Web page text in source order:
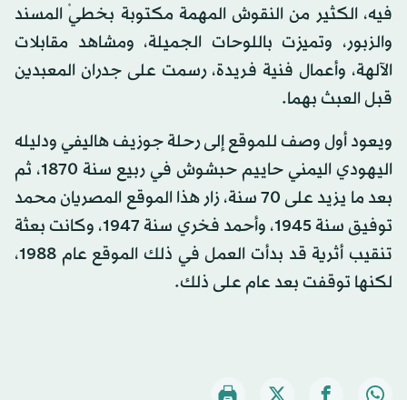
فيه، الكثير من النقوش المهمة مكتوبة بخطيْ المسند
والزبور، وتميزت باللوحات الجميلة، ومشاهد مقابلات
الآلهة، وأعمال فنية فريدة، رسمت على جدران المعبدين
قبل العبث بهما.
ويعود أول وصف للموقع إلى رحلة جوزيف هاليفي ودليله
اليهودي اليمني حاييم حبشوش في ربيع سنة 1870، ثم
بعد ما يزيد على 70 سنة، زار هذا الموقع المصريان محمد
توفيق سنة 1945، وأحمد فخري سنة 1947، وكانت بعثة
تنقيب أثرية قد بدأت العمل في ذلك الموقع عام 1988،
لكنها توقفت بعد عام على ذلك.